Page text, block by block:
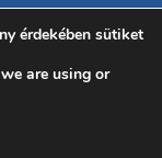
érdekében sütiket
are using or